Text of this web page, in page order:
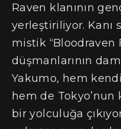
Raven klanının
yerleştiriliyor. Kanı
mistik “Bloodraven
düşmanlarının
Yakumo, hem
hem de
bir yolculuğa